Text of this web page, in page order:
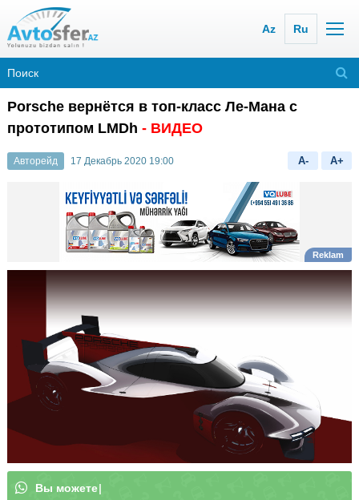
Az Ru
Porsche вернётся в топ-класс Ле-Мана с
прототипом LMDh - ВИДЕО
Авторейд 17 Декабрь 2020 19:00 A- A+
Вы можете|